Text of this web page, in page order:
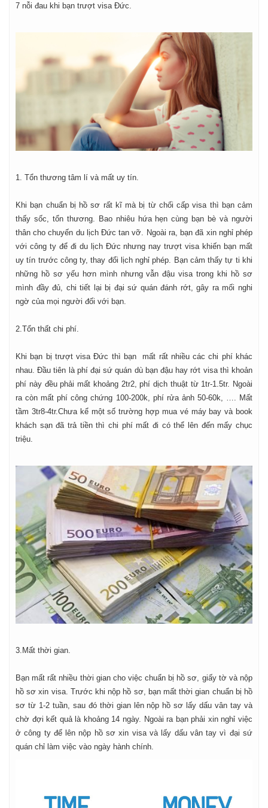
7 nỗi đau khi bạn trượt visa Đức.
1. Tổn thương tâm lí và mất uy tín.
Khi bạn chuẩn bị hồ sơ rất kĩ mà bị từ chối cấp visa thì bạn cảm
thấy sốc, tổn thương. Bao nhiêu hứa hẹn cùng bạn bè và người
thân cho chuyến du lịch Đức tan vỡ. Ngoài ra, bạn đã xin nghỉ phép
với công ty để đi du lịch Đức nhưng nay trượt visa khiến bạn mất
uy tín trước công ty, thay đổi lịch nghỉ phép. Bạn cảm thấy tự ti khi
những hồ sơ yếu hơn mình nhưng vẫn đậu visa trong khi hồ sơ
mình đầy đủ, chi tiết lại bị đại sứ quán đánh rớt, gây ra mối nghi
ngờ của mọi người đối với bạn.
2.Tổn thất chi phí.
Khi bạn bị trượt visa Đức thì bạn mất rất nhiều các chi phí khác
nhau. Đầu tiên là phí đại sứ quán dù bạn đậu hay rớt visa thì khoản
phí này đều phải mất khoảng 2tr2, phí dịch thuật từ 1tr-1.5tr. Ngoài
ra còn mất phí công chứng 100-200k, phí rửa ảnh 50-60k, …. Mất
tầm 3tr8-4tr.Chưa kể một số trường hợp mua vé máy bay và book
khách sạn đã trả tiền thì chi phí mất đi có thể lên đến mấy chục
triệu.
3.Mất thời gian.
Bạn mất rất nhiều thời gian cho việc chuẩn bị hồ sơ, giấy tờ và nộp
hồ sơ xin visa. Trước khi nộp hồ sơ, bạn mất thời gian chuẩn bị hồ
sơ từ 1-2 tuần, sau đó thời gian lên nộp hồ sơ lấy dấu vân tay và
chờ đợi kết quả là khoảng 14 ngày. Ngoài ra bạn phải xin nghỉ việc
ở công ty để lên nộp hồ sơ xin visa và lấy dấu vân tay vì đại sứ
quán chỉ làm việc vào ngày hành chính.